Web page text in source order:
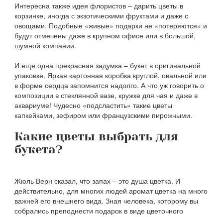
Интересна также идея флористов – дарить цветы в
корзинке, иногда с экзотическими фруктами и даже с
овощами. Подобные «живые» подарки не «потеряются» и
будут отмечены даже в крупном офисе или в большой,
шумной компании.
И еще одна прекрасная задумка – букет в оригинальной
упаковке. Яркая картонная коробка круглой, овальной или
в форме сердца запомнится надолго. А что уж говорить о
композиции в стеклянной вазе, кружке для чая и даже в
аквариуме! Чудесно «подсластить» такие цветы
капкейками, зефиром или французскими пирожными.
Какие цветы выбрать для
букета?
Жюль Верн сказал, что запах – это душа цветка. И
действительно, для многих людей аромат цветка на много
важней его внешнего вида. Зная человека, которому вы
собрались преподнести подарок в виде цветочного